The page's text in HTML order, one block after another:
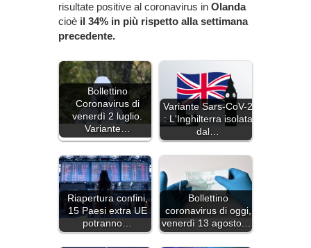
risultate positive al coronavirus in Olanda
cioè il 34% in più rispetto alla settimana
precedente.
Bollettino
Coronavirus di
venerdì 2 luglio.
Variante…
Variante Sars-CoV-2
: L'Inghilterra isolata
dal…
Riapertura confini,
15 Paesi extra UE
potranno…
Bollettino
coronavirus di oggi,
venerdì 13 agosto.…